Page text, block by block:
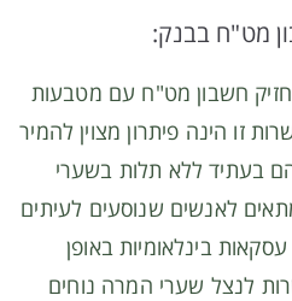
מט"ח בבנק:
חשבון מט"ח עם מטבעות
זו הינה פיתרון מצוין להמיר
בעתיד ללא תלות בשערי
לאנשים שנוסעים לעיתים
בינלאומיות באופן
לנצל שערי המרה נוחים